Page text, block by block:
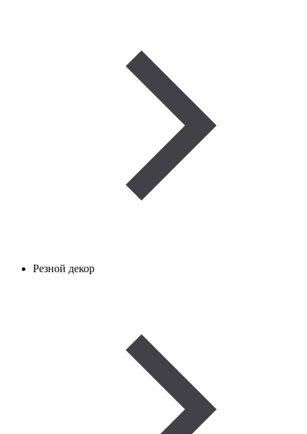
Резной декор